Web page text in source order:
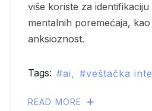
više koriste za
mentalnih poremećaja,
anksioznost.
Tags: ai veštačka
READ MORE